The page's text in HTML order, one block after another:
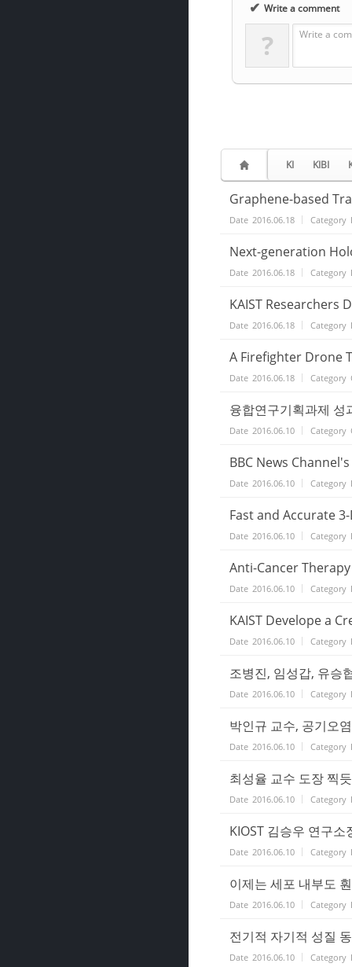
✔ Write a comment
? Write a
KI KIBI
Graphene-based
Date 2016.06.18 Category
Next-generation
Date 2016.06.18 Category
KAIST Researchers
Date 2016.06.18 Category
A Firefighter Drone
Date 2016.06.18 Category
융합연구기획과제 성
Date 2016.06.10 Category
BBC News
Date 2016.06.10 Category
Fast and Accurate
Date 2016.06.10 Category
Anti-Cancer
Date 2016.06.10 Category
KAIST Develope a
Date 2016.06.10 Category
조병진, 임성갑, 유승
Date 2016.06.10 Category
박인규 교수, 공기오
Date 2016.06.10 Category
최성율 교수 도장 찍
Date 2016.06.10 Category
KIOST 김승우 연구
Date 2016.06.10 Category
이제는 세포 내부도
Date 2016.06.10 Category
전기적 자기적 성질
Date 2016.06.10 Category